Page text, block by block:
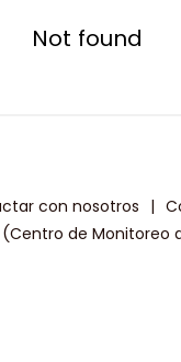
Not found
con nosotros |
de